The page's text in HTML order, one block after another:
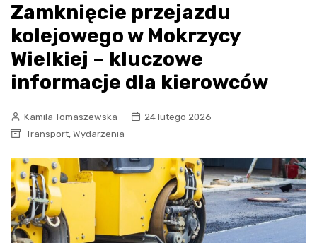
Zamknięcie przejazdu
kolejowego w Mokrzycy
Wielkiej – kluczowe
informacje dla kierowców
Kamila Tomaszewska
24 lutego 2026
Transport, Wydarzenia